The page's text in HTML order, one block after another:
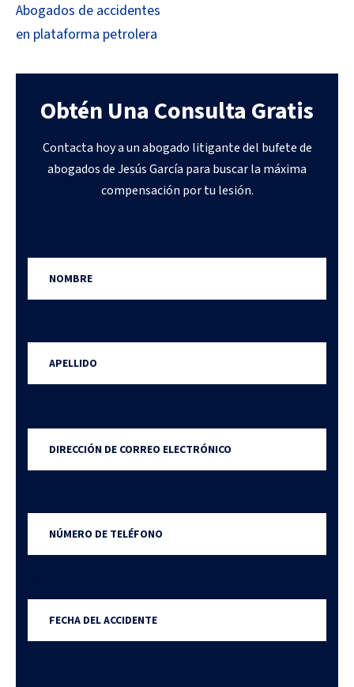
Abogados de accidentes
en plataforma petrolera
Obtén Una Consulta Gratis
Contacta hoy a un abogado litigante del bufete de
abogados de Jesús García para buscar la máxima
compensación por tu lesión.